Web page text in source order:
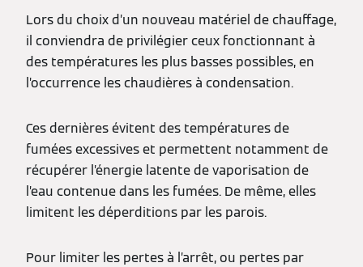
Lors du choix d’un nouveau matériel de chauffage,
il conviendra de privilégier ceux fonctionnant à
des températures les plus basses possibles, en
l’occurrence les chaudières à condensation.
Ces dernières évitent des températures de
fumées excessives et permettent notamment de
récupérer l’énergie latente de vaporisation de
l’eau contenue dans les fumées. De même, elles
limitent les déperditions par les parois.
Pour limiter les pertes à l’arrêt, ou pertes par